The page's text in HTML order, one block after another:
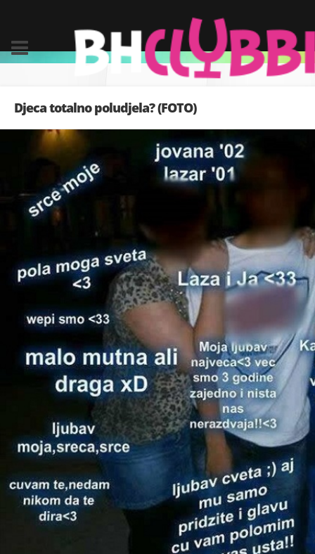
Djeca totalno poludjela? (FOTO)